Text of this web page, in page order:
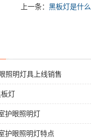
上一条：黑板灯是什
照明灯具上线销售
灯
护眼照明灯
护眼照明灯特点